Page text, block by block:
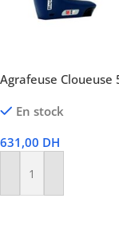
Agrafeuse Cloueuse
En stock
631,00 DH
Ajouter Au Panier